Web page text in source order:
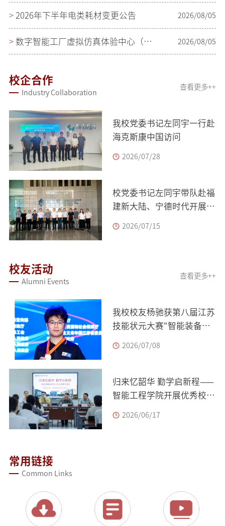
> 2026年下半年电类耗材变更公告 2026/08/05
> 数字智能工厂虚拟仿真体验中心（二期）系统中标(成交公告) 2026/08/05
校企合作
Industry Collaboration
查看更多++
我校党委书记左同宇一行赴
海克斯康中国访问
2026/07/28
校党委书记左同宇带队赴福
建新大陆、宁德时代开展企
2026/07/15
校友活动
Alumni Events
查看更多++
我校校友杨驰获第八届江苏
技能状元大赛“智能装备安
2026/07/08
归来忆韶华 勤学启新程——
智能工程学院开展优秀校友
2026/06/17
常用链接
Common Links